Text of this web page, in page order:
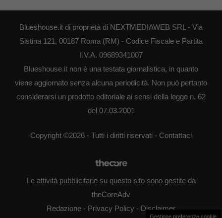
Blueshouse.it di proprietà di NEXTMEDIAWEB SRL - Via
Sistina 121, 00187 Roma (RM) - Codice Fiscale e Partita
I.V.A. 09689341007
Blueshouse.it non è una testata giornalistica, in quanto
viene aggiornato senza alcuna periodicità. Non può pertanto
considerarsi un prodotto editoriale ai sensi della legge n. 62
del 07.03.2001
Copyright ©2026 - Tutti i diritti riservati - Contattaci
Le attività pubblicitarie su questo sito sono gestite da
theCoreAdv
Redazione - Privacy Policy - Disclaimer
Gestione preferenze cookie